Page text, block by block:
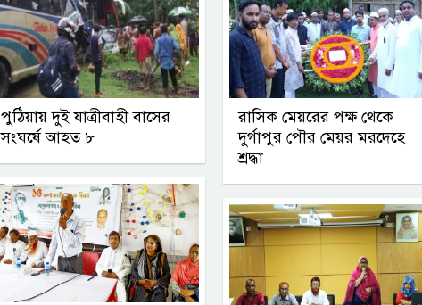
পুঠিয়ায় দুই যাত্রীবাহী বাসের
সংঘর্ষে আহত ৮
রাসিক মেয়রের পক্ষ থেকে
দুর্গাপুর পৌর মেয়র মরদেহে
শ্রদ্ধা